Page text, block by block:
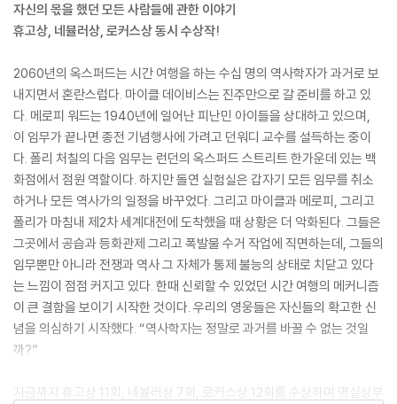
자신의 몫을 했던 모든 사람들에 관한 이야기
휴고상, 네뷸러상, 로커스상 동시 수상작!
2060년의 옥스퍼드는 시간 여행을 하는 수십 명의 역사학자가 과거로 보
내지면서 혼란스럽다. 마이클 데이비스는 진주만으로 갈 준비를 하고 있
다. 메로피 워드는 1940년에 일어난 피난민 아이들을 상대하고 있으며,
이 임무가 끝나면 종전 기념행사에 가려고 던워디 교수를 설득하는 중이
다. 폴리 처칠의 다음 임무는 런던의 옥스퍼드 스트리트 한가운데 있는 백
화점에서 점원 역할이다. 하지만 돌연 실험실은 갑자기 모든 임무를 취소
하거나 모든 역사가의 일정을 바꾸었다. 그리고 마이클과 메로피, 그리고
폴리가 마침내 제2차 세계대전에 도착했을 때 상황은 더 악화된다. 그들은
그곳에서 공습과 등화관제 그리고 폭발물 수거 작업에 직면하는데, 그들의
임무뿐만 아니라 전쟁과 역사 그 자체가 통제 불능의 상태로 치닫고 있다
는 느낌이 점점 커지고 있다. 한때 신뢰할 수 있었던 시간 여행의 메커니즘
이 큰 결함을 보이기 시작한 것이다. 우리의 영웅들은 자신들의 확고한 신
념을 의심하기 시작했다. “역사학자는 정말로 과거를 바꿀 수 없는 것일
까?”
지금까지 휴고상 11회, 네뷸러상 7회, 로커스상 12회를 수상하며 명실상부